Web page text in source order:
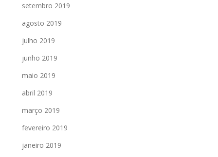
setembro 2019
agosto 2019
julho 2019
junho 2019
maio 2019
abril 2019
março 2019
fevereiro 2019
janeiro 2019